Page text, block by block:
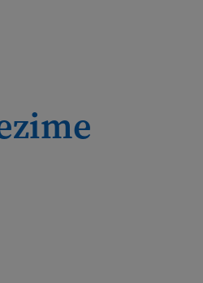
Filling out a job application